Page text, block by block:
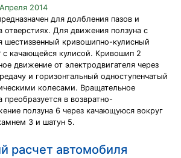
2014
для долбления пазов и
отверстиях. Для движения ползуна с
шестизвенный кривошипно-кулисный
с качающейся кулисой. Кривошип 2
движение от электродвигателя через
и горизонтальный одноступенчатый
колесами. Вращательное
в возвратно-
ползуна 6 через качающуюся вокруг
3 и шатун 5.
расчет автомобиля